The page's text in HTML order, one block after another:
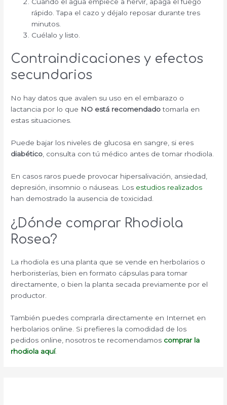
rápido. Tapa el cazo y déjalo reposar durante tres
minutos.
Cuélalo y listo.
Contraindicaciones y efectos
secundarios
No hay datos que avalen su uso en el embarazo o
lactancia por lo que NO está recomendadotomarla en
estas situaciones.
Puede bajar los niveles de glucosa en sangre, si eres
diabético , consulta con tú médico antes de tomar rhodiola.
En casos raros puede provocar hipersalivación, ansiedad,
depresión, insomnio o náuseas. Los estudios realizados
han demostrado la ausencia de toxicidad.
¿Dónde comprar Rhodiola
Rosea?
La rhodiola es una planta que se vende en herbolarios o
herboristerías, bien en formato cápsulas para tomar
directamente, o bien la planta secada previamente por el
productor.
También puedes comprarla directamente en Internet en
herbolarios online. Si prefieres la comodidad de los
pedidos online, nosotros te recomendamos comprar la
rhodiola aquí.